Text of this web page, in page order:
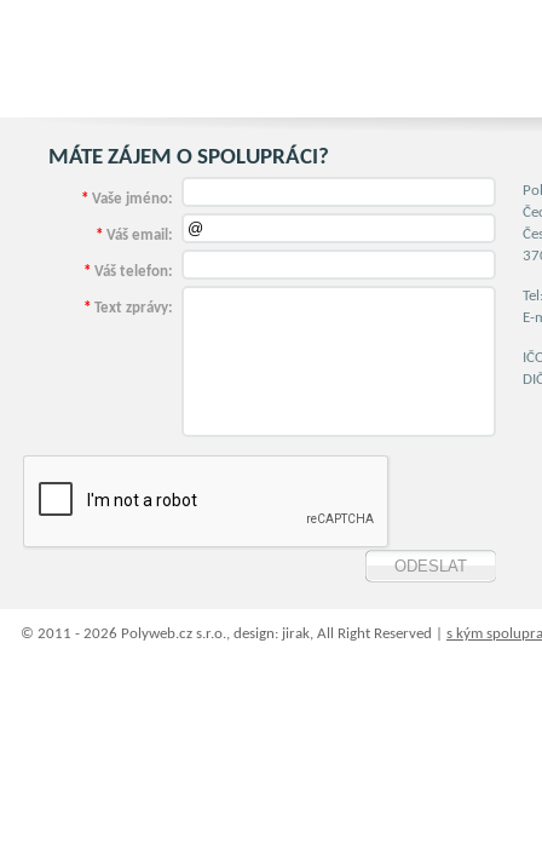
MÁTE ZÁJEM O SPOLUPRÁCI?
* Vaše jméno:
* Váš email:
* Váš telefon:
* Text zprávy:
E-
© 2011 - 2026 Polyweb.cz s.r.o., design: jirak, All Right Reserved | s kým